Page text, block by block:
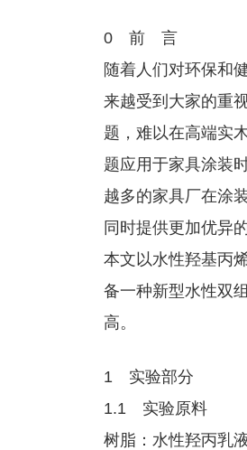
0 前 言
随着人们对环保和
来越受到大家的重
题，难以在高端实
题应用于家具涂装
越多的家具厂在涂
同时提供更加优异
本文以水性羟基丙
备一种新型水性双
高。
1 实验部分
1.1 实验原料
树脂：水性羟丙乳